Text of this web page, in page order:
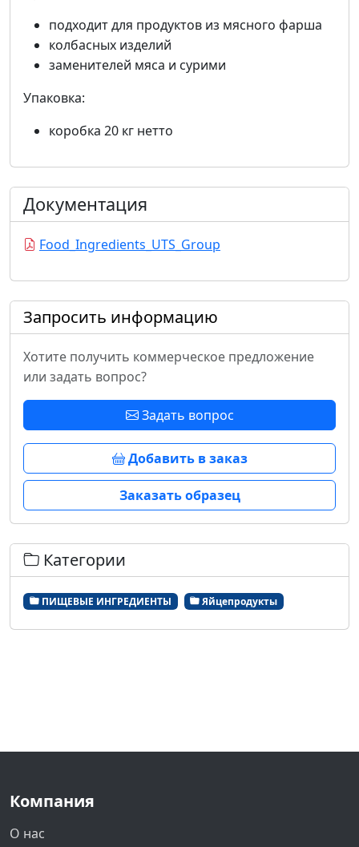
подходит для продуктов из мясного фарша
колбасных изделий
заменителей мяса и сурими
Упаковка:
коробка 20 кг нетто
Документация
Food_Ingredients_UTS_Group
Запросить информацию
Хотите получить коммерческое предложение
или задать вопрос?
Задать вопрос
Добавить в заказ
Заказать образец
Категории
ПИЩЕВЫЕ ИНГРЕДИЕНТЫ Яйцепродукты
Компания
О нас